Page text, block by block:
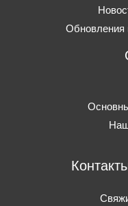
Обновления